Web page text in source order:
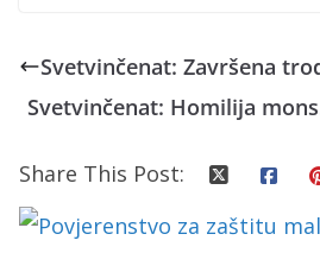
Svetvinčenat: Završena
Svetvinčenat: Homilija
Share This Post: